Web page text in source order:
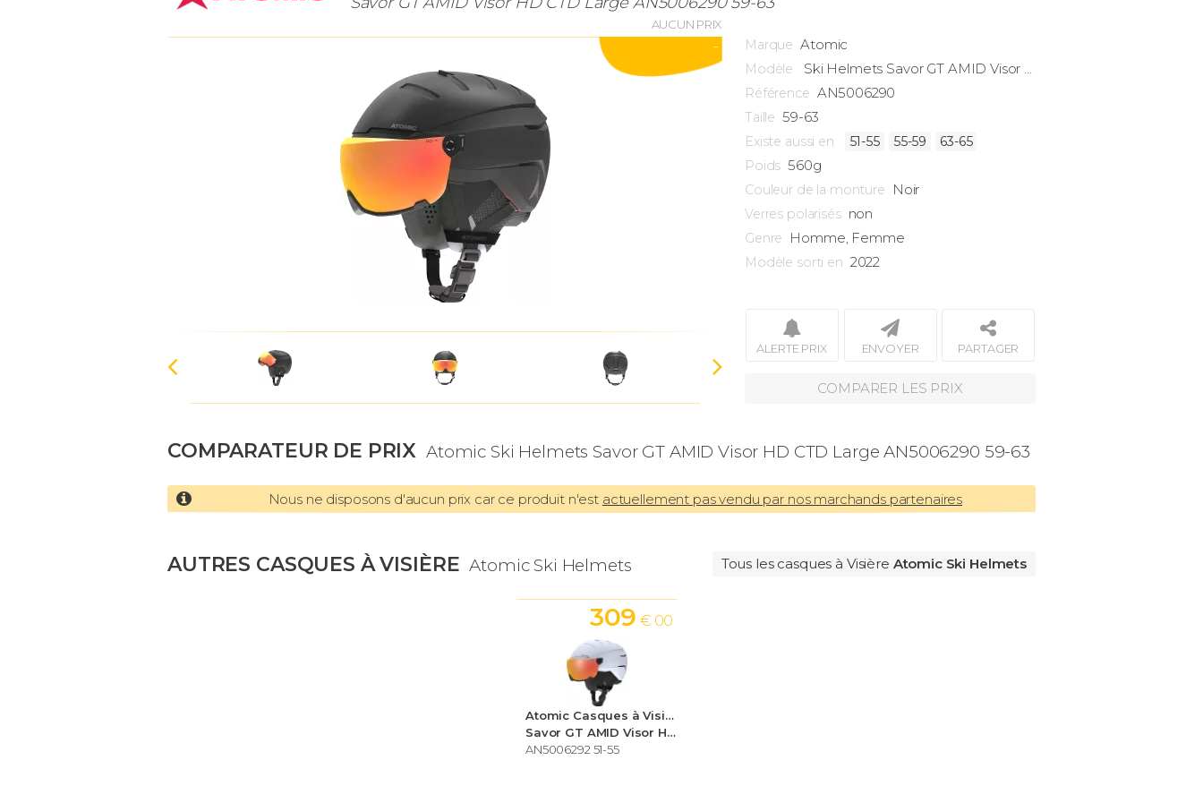
AUCUN PRIX
- Marque Atomic
Modèle Ski Helmets Savor GT AMID Visor HD CTD Large
Référence AN5006290
Taille 59-63
Existe aussi en 51-55 55-59
63-65
Poids 560g
Couleur de la monture Noir
Verres polarisés non
Genre Homme, Femme
Modèle sorti en 2022
ALERTE PRIX ENVOYER PARTAGER
COMPARER LES PRIX
COMPARATEUR DE PRIX Atomic Ski Helmets Savor GT AMID Visor HD CTD Large AN5006290 59-63
Nous ne disposons d'aucun prix car ce produit n'est actuellement pas vendu par nos marchands partenaires
AUTRES CASQUES À VISIÈRE Atomic Ski Helmets Tous les casques à Visière Atomic Ski Helmets
Atomic Casques à Visière Ski Helmets
Savor GT AMID Visor HD CTD Small
AN5006292 51-55
309 € 00